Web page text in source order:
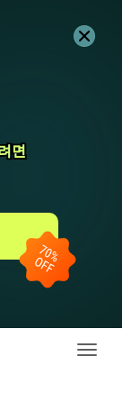
면
면
전